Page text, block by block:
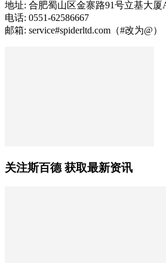
地址: 合肥蜀山区金寨路91号立基大厦
电话: 0551-62586667
邮箱: service#spiderltd.com（#改为@）
关注斯百德 获取最新资讯